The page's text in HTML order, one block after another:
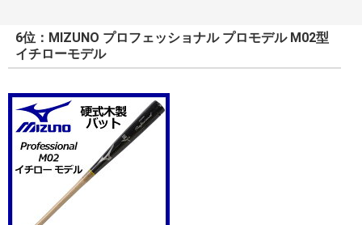
6位：MIZUNO プロフェッショナル プロモデル M02型
イチローモデル